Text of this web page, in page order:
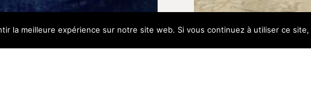
la meilleure expérience sur notre site web. Si vous continuez à utiliser ce